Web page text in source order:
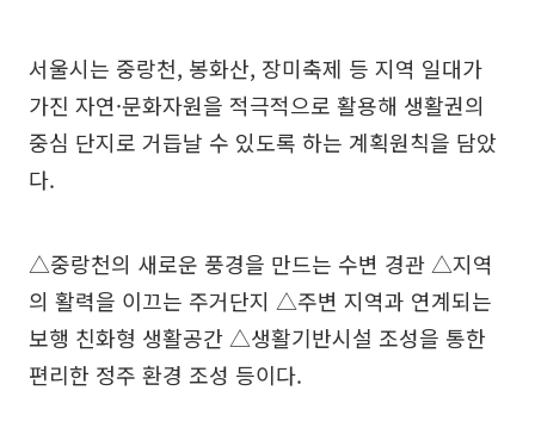
서울시는 중랑천, 봉화산, 장미축제 등 지역 일대가
가진 자연·문화자원을 적극적으로 활용해 생활권의
중심 단지로 거듭날 수 있도록 하는 계획원칙을 담았
다.
△중랑천의 새로운 풍경을 만드는 수변 경관 △지역
의 활력을 이끄는 주거단지 △주변 지역과 연계되는
보행 친화형 생활공간 △생활기반시설 조성을 통한
편리한 정주 환경 조성 등이다.